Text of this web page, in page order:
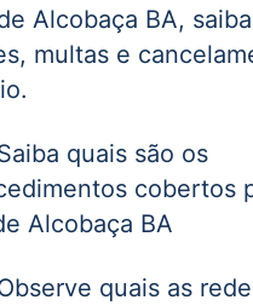
Alcobaça BA,
multas e
quais são os
cobertos
Alcobaça BA
quais as